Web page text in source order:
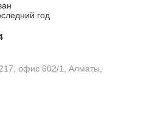
год
офис 602/1, Алматы,